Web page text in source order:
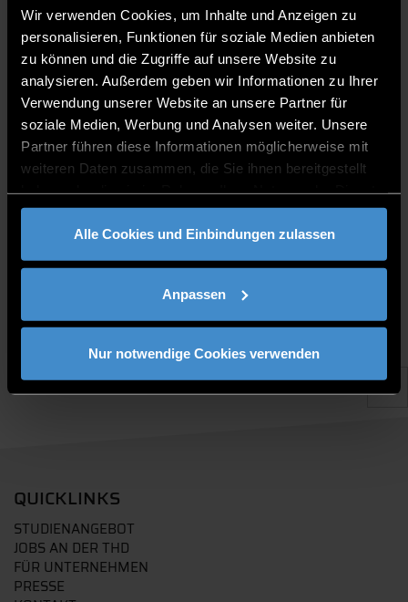
Wir verwenden Cookies, um Inhalte und Anzeigen zu
personalisieren, Funktionen für soziale Medien anbieten
zu können und die Zugriffe auf unsere Website zu
analysieren. Außerdem geben wir Informationen zu Ihrer
Verwendung unserer Website an unsere Partner für
soziale Medien, Werbung und Analysen weiter. Unsere
Partner führen diese Informationen möglicherweise mit
weiteren Daten zusammen, die Sie ihnen bereitgestellt
gesammelt haben.
Alle Cookies und Einbindungen zulassen
Anpassen
Nur notwendige Cookies verwenden
Wissenschaftlicher Mitarbeiter
Grafenau
08552/975620-16
PUBLIKATIONEN
QUICKLINKS
STUDIENANGEBOT
JOBS AN DER THD
FÜR UNTERNEHMEN
PRESSE